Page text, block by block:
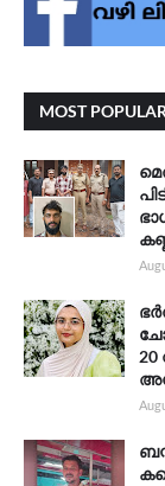
MOST